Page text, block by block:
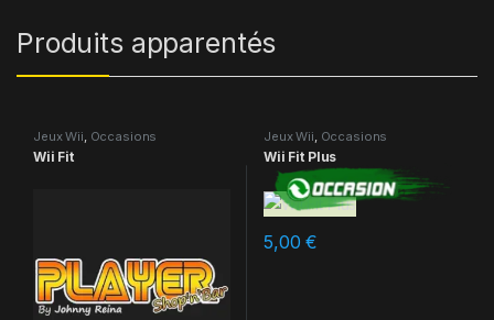
Produits apparentés
Jeux Wii, Occasions
Wii Fit
Jeux Wii, Occasions
Wii Fit Plus
5,00€